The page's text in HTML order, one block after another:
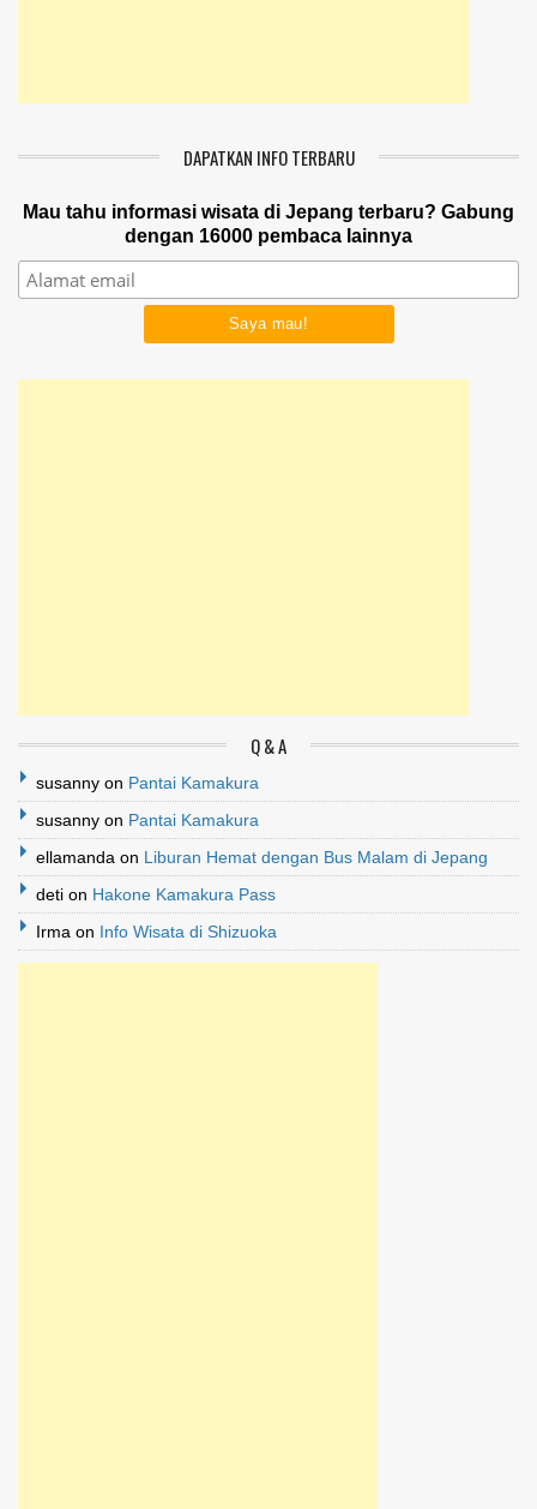
DAPATKAN INFO TERBARU
Mau tahu informasi wisata di Jepang terbaru? Gabung
dengan 16000 pembaca lainnya
Q & A
susanny on Pantai Kamakura
susanny on Pantai Kamakura
ellamanda on Liburan Hemat dengan Bus Malam di Jepang
deti on Hakone Kamakura Pass
Irma on Info Wisata di Shizuoka